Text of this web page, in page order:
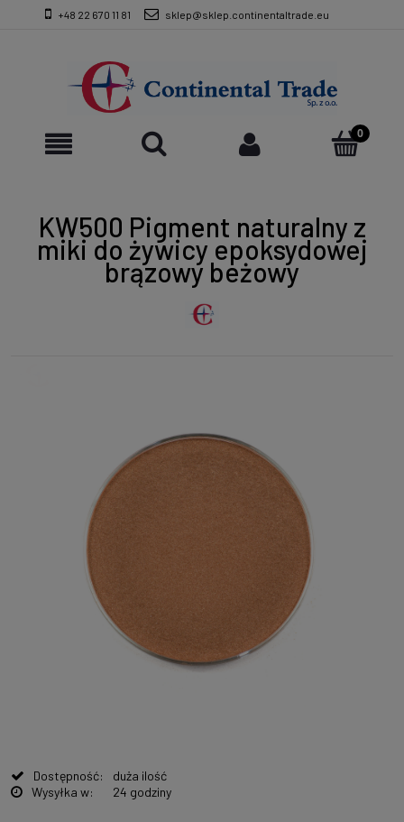
+48 22 670 11 81 sklep@sklep.continentaltrade.eu
KW500 Pigment naturalny z
miki do żywicy epoksydowej
brązowy beżowy
Dostępność:
duża ilość
Wysyłka w:
24 godziny